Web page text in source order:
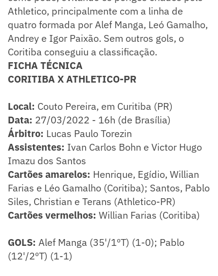
Athletico, principalmente com a linha de
quatro formada por Alef Manga, Leó Gamalho,
Andrey e Igor Paixão. Sem outros gols, o
Coritiba conseguiu a classificação.
FICHA TÉCNICA
CORITIBA X ATHLETICO-PR
Local: Couto Pereira, em Curitiba (PR)
Data: 27/03/2022 - 16h (de Brasília)
Árbitro: Lucas Paulo Torezin
Assistentes: Ivan Carlos Bohn e Victor Hugo
Imazu dos Santos
Cartões amarelos: Henrique, Egídio, Willian
Farias e Léo Gamalho (Coritiba); Santos, Pablo
Siles, Christian e Terans (Athletico-PR)
Cartões vermelhos: Willian Farias (Coritiba)
GOLS: Alef Manga (35'/1ºT) (1-0); Pablo
(12'/2ºT) (1-1)